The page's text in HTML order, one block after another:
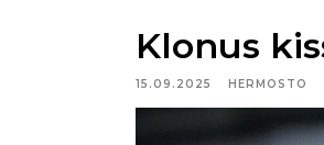
Klonus
15.09.2025 HERMOSTO